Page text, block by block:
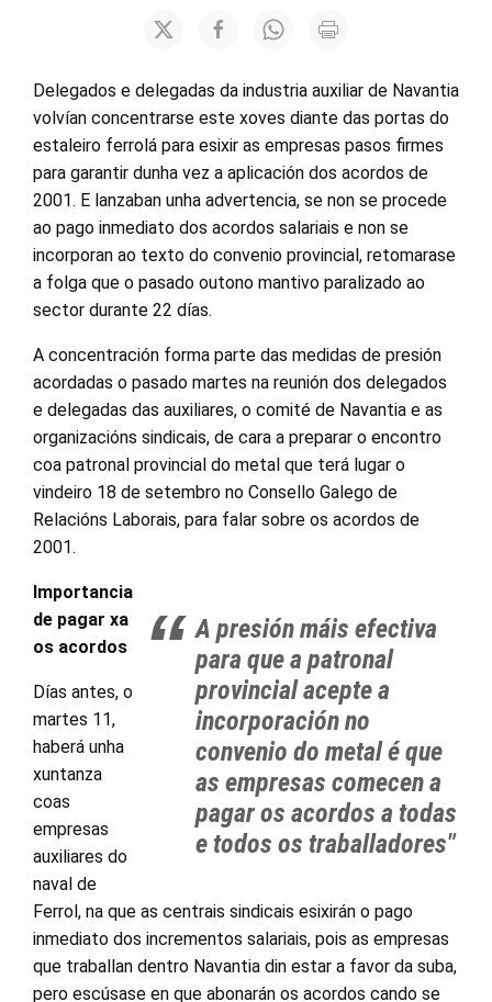
Delegados e delegadas da industria auxiliar de Navantia
volvían concentrarse este xoves diante das portas do
estaleiro ferrolá para esixir as empresas pasos firmes
para garantir dunha vez a aplicación dos acordos de
2001. E lanzaban unha advertencia, se non se procede
ao pago inmediato dos acordos salariais e non se
incorporan ao texto do convenio provincial, retomarase
a folga que o pasado outono mantivo paralizado ao
sector durante 22 días.
A concentración forma parte das medidas de presión
acordadas o pasado martes na reunión dos delegados
e delegadas das auxiliares, o comité de Navantia e as
organizacións sindicais, de cara a preparar o encontro
coa patronal provincial do metal que terá lugar o
vindeiro 18 de setembro no Consello Galego de
Relacións Laborais, para falar sobre os acordos de
2001.
A presión máis efectiva
para que a patronal
provincial acepte a
incorporación no
convenio do metal é que
as empresas comecen a
pagar os acordos a todas
e todos os traballadores"
Importancia
de pagar xa
os acordos
Días antes, o
martes 11,
haberá unha
xuntanza
coas
empresas
auxiliares do
naval de
Ferrol, na que as centrais sindicais esixirán o pago
inmediato dos incrementos salariais, pois as empresas
que traballan dentro Navantia din estar a favor da suba,
pero escúsase en que abonarán os acordos cando se